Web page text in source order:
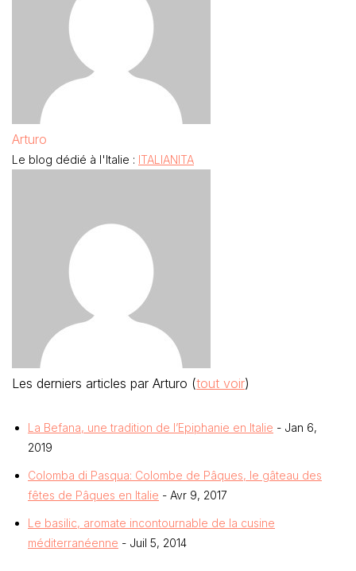
Arturo
Le blog dédié à l'Italie : ITALIANITA
Les derniers articles par Arturo (tout voir)
La Befana, une tradition de l’Epiphanie en Italie - Jan 6,
2019
Colomba di Pasqua: Colombe de Pâques, le gâteau des
fêtes de Pâques en Italie - Avr 9, 2017
Le basilic, aromate incontournable de la cusine
méditerranéenne - Juil 5, 2014